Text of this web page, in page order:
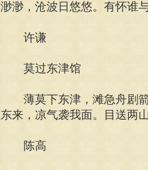
渺渺，沧波日悠悠。有怀谁
许谦
莫过东津馆
薄莫下东津，滩急舟剧箭
东来，凉气袭我面。目送两
陈高